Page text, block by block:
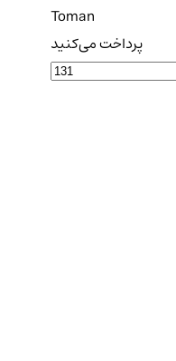
Toman
پرداخت می‌کنید